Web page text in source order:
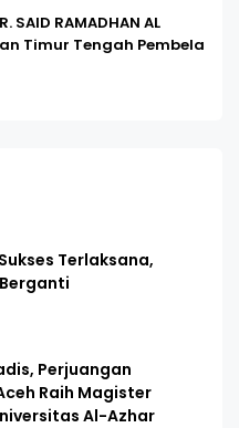
SAID RAMADHAN AL
Timur Tengah Pembela
Terlaksana,
Perjuangan
Raih Magister
Al-Azhar